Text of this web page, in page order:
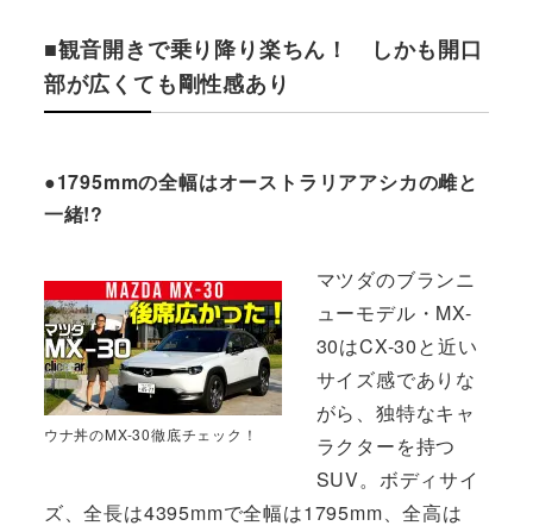
■観音開きで乗り降り楽ちん！ しかも開口
部が広くても剛性感あり
●1795mmの全幅はオーストラリアアシカの雌と
一緒!?
ウナ丼のMX-30徹底チェック！
マツダのブランニ
ューモデル・MX-
30はCX-30と近い
サイズ感でありな
がら、独特なキャ
ラクターを持つ
SUV。ボディサイ
ズ、全長は4395mmで全幅は1795mm、全高は